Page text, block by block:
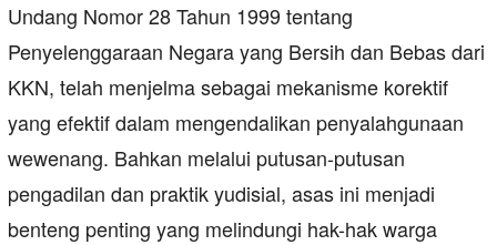
Undang Nomor 28 Tahun 1999 tentang
Penyelenggaraan Negara yang Bersih dan Bebas dari
KKN, telah menjelma sebagai mekanisme korektif
yang efektif dalam mengendalikan penyalahgunaan
wewenang. Bahkan melalui putusan-putusan
pengadilan dan praktik yudisial, asas ini menjadi
benteng penting yang melindungi hak-hak warga